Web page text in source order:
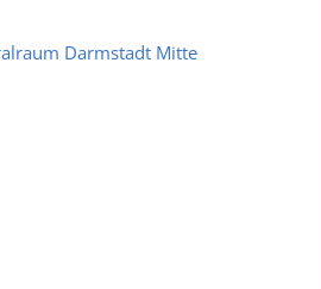
Darmstadt Mitte